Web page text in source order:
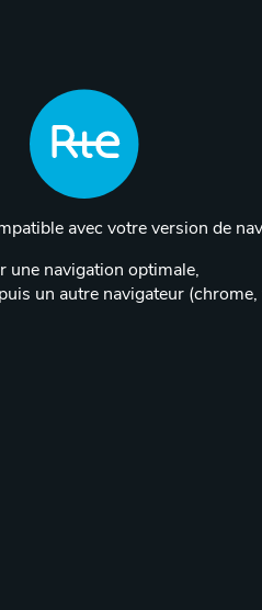
avec votre version de
une navigation optimale,
un autre navigateur